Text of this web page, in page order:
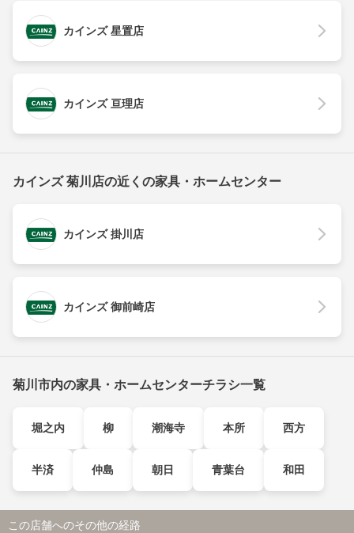
カインズ 星置店
カインズ 亘理店
カインズ 菊川店の近くの家具・ホームセンター
カインズ 掛川店
カインズ 御前崎店
菊川市内の家具・ホームセンターチラシ一覧
堀之内 柳 潮海寺 本所 西方
半済 仲島 朝日 青葉台 和田
この店舗へのその他の経路